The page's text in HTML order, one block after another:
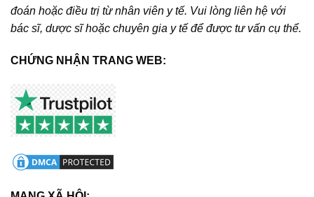
đoán hoặc điều trị từ nhân viên y tế. Vui lòng liên hệ với
bác sĩ, dược sĩ hoặc chuyên gia y tế để được tư vấn cụ thể.
CHỨNG NHẬN TRANG WEB: